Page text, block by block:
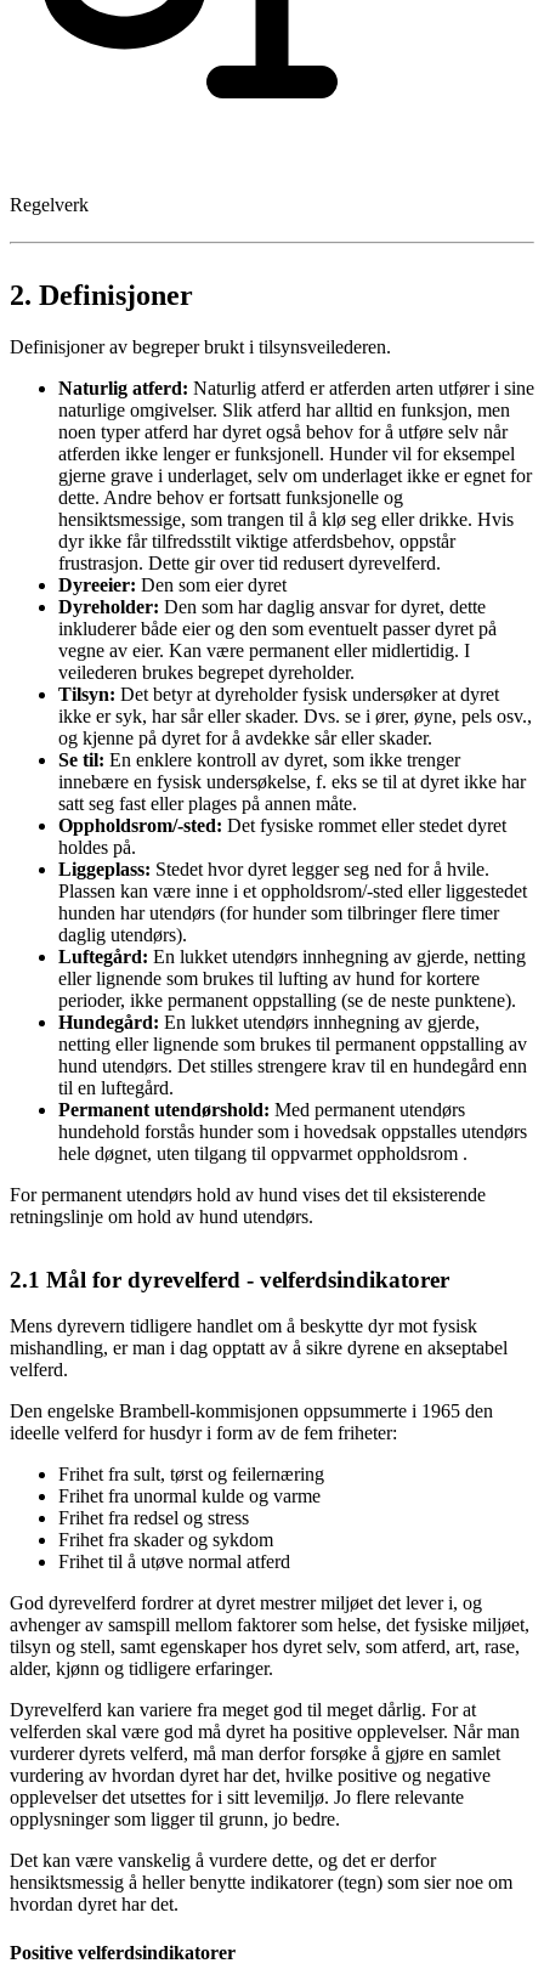
Regelverk
2. Definisjoner
Definisjoner av begreper brukt i tilsynsveilederen.
Naturlig atferd: Naturlig atferd er atferden arten utfører i sine
naturlige omgivelser. Slik atferd har alltid en funksjon, men
noen typer atferd har dyret også behov for å utføre selv når
atferden ikke lenger er funksjonell. Hunder vil for eksempel
gjerne grave i underlaget, selv om underlaget ikke er egnet for
dette. Andre behov er fortsatt funksjonelle og
hensiktsmessige, som trangen til å klø seg eller drikke. Hvis
dyr ikke får tilfredsstilt viktige atferdsbehov, oppstår
frustrasjon. Dette gir over tid redusert dyrevelferd.
Dyreeier: Den som eier dyret
Dyreholder: Den som har daglig ansvar for dyret, dette
inkluderer både eier og den som eventuelt passer dyret på
vegne av eier. Kan være permanent eller midlertidig. I
veilederen brukes begrepet dyreholder.
Tilsyn: Det betyr at dyreholder fysisk undersøker at dyret
ikke er syk, har sår eller skader. Dvs. se i ører, øyne, pels osv.,
og kjenne på dyret for å avdekke sår eller skader.
Se til: En enklere kontroll av dyret, som ikke trenger
innebære en fysisk undersøkelse, f. eks se til at dyret ikke har
satt seg fast eller plages på annen måte.
Oppholdsrom/-sted: Det fysiske rommet eller stedet dyret
holdes på.
Liggeplass: Stedet hvor dyret legger seg ned for å hvile.
Plassen kan være inne i et oppholdsrom/-sted eller liggestedet
hunden har utendørs (for hunder som tilbringer flere timer
daglig utendørs).
Luftegård: En lukket utendørs innhegning av gjerde, netting
eller lignende som brukes til lufting av hund for kortere
perioder, ikke permanent oppstalling (se de neste punktene).
Hundegård: En lukket utendørs innhegning av gjerde,
netting eller lignende som brukes til permanent oppstalling av
hund utendørs. Det stilles strengere krav til en hundegård enn
til en luftegård.
Permanent utendørshold: Med permanent utendørs
hundehold forstås hunder som i hovedsak oppstalles utendørs
hele døgnet, uten tilgang til oppvarmet oppholdsrom .
For permanent utendørs hold av hund vises det til eksisterende
retningslinje om hold av hund utendørs.
2.1 Mål for dyrevelferd - velferdsindikatorer
Mens dyrevern tidligere handlet om å beskytte dyr mot fysisk
mishandling, er man i dag opptatt av å sikre dyrene en akseptabel
velferd.
Den engelske Brambell-kommisjonen oppsummerte i 1965 den
ideelle velferd for husdyr i form av de fem friheter:
Frihet fra sult, tørst og feilernæring
Frihet fra unormal kulde og varme
Frihet fra redsel og stress
Frihet fra skader og sykdom
Frihet til å utøve normal atferd
God dyrevelferd fordrer at dyret mestrer miljøet det lever i, og
avhenger av samspill mellom faktorer som helse, det fysiske miljøet,
tilsyn og stell, samt egenskaper hos dyret selv, som atferd, art, rase,
alder, kjønn og tidligere erfaringer.
Dyrevelferd kan variere fra meget god til meget dårlig. For at
velferden skal være god må dyret ha positive opplevelser. Når man
vurderer dyrets velferd, må man derfor forsøke å gjøre en samlet
vurdering av hvordan dyret har det, hvilke positive og negative
opplevelser det utsettes for i sitt levemiljø. Jo flere relevante
opplysninger som ligger til grunn, jo bedre.
Det kan være vanskelig å vurdere dette, og det er derfor
hensiktsmessig å heller benytte indikatorer (tegn) som sier noe om
hvordan dyret har det.
Positive velferdsindikatorer